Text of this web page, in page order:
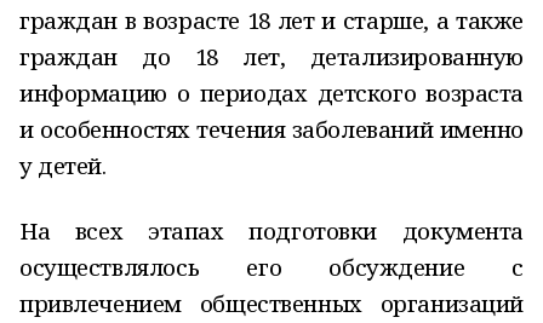
граждан в возрасте 18 лет и старше, а также
граждан до 18 лет, детализированную
информацию о периодах детского возраста
и особенностях течения заболеваний именно
у детей.
На всех этапах подготовки документа
осуществлялось его обсуждение с
привлечением общественных организаций